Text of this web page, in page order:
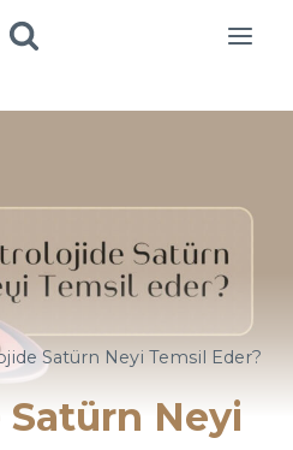
Satürn Neyi Temsil Eder?
Neyi